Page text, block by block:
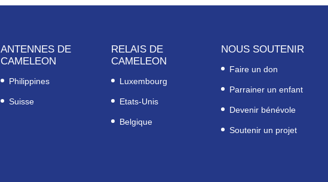
ANTENNES DE
CAMELEON
Philippines
Suisse
RELAIS DE
CAMELEON
Luxembourg
Etats-Unis
Belgique
NOUS SOUTENIR
Faire un don
Parrainer un enfant
Devenir bénévole
Soutenir un projet